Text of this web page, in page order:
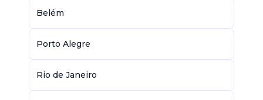
Belém
Porto Alegre
Rio de Janeiro